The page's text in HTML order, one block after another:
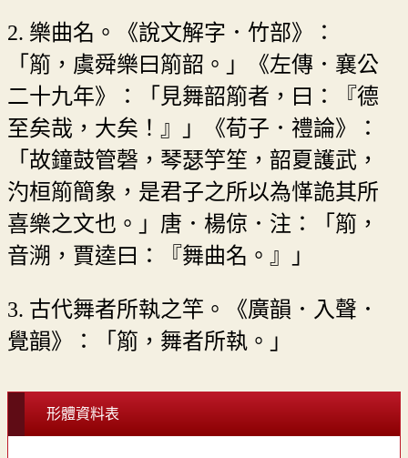
2. 樂曲名。《說文解字．竹部》：
「箾，虞舜樂曰箾韶。」《左傳．襄公
二十九年》：「見舞韶箾者，曰：『德
至矣哉，大矣！』」《荀子．禮論》：
「故鐘鼓管磬，琴瑟竽笙，韶夏護武，
汋桓箾簡象，是君子之所以為愅詭其所
喜樂之文也。」唐．楊倞．注：「箾，
音溯，賈逵曰：『舞曲名。』」
3. 古代舞者所執之竿。《廣韻．入聲．
覺韻》：「箾，舞者所執。」
形體資料表